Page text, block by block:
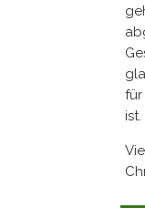
ist.